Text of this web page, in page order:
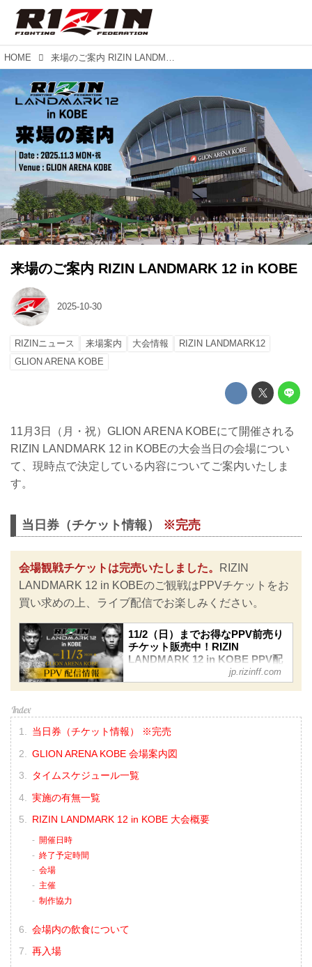
HOME 来場のご案内 RIZIN LANDMARK 12 in KOBE
来場のご案内 RIZIN LANDMARK 12 in KOBE
2025-10-30
RIZINニュース 来場案内 大会情報
RIZIN LANDMARK12
GLION ARENA KOBE
11月3日（月・祝）GLION ARENA KOBEにて開催される
RIZIN LANDMARK 12 in KOBEの大会当日の会場につい
て、現時点で決定している内容についてご案内いたしま
す。
当日券（チケット情報） ※完売
会場観戦チケットは完売いたしました。
RIZIN
LANDMARK 12 in KOBEのご観戦はPPVチケットをお
買い求めの上、ライブ配信でお楽しみください。
11/2（日）までお得なPPV前売り
チケット販売中！RIZIN
LANDMARK 12 in KOBE PPV配
信情報 - RIZIN FIGHTING
FEDERATION オフィシャルサイ
RIZIN LANDMARK 12 in KOBEのPPV
配信チケットが、10月10日（金）12時
ABEMA、U-NEXTにて販売がスタート
※10/17（金）販売開始）
会場に来られない方、また会場にも行
jp.rizinff.com
当日券（チケット情報） ※完売
GLION ARENA KOBE 会場案内図
タイムスケジュール一覧
実施の有無一覧
RIZIN LANDMARK 12 in KOBE 大会概要
開催日時
終了予定時間
会場
主催
制作協力
会場内の飲食について
再入場